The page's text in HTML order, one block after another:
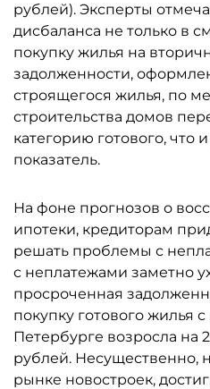
рублей). Эксперты
дисбаланса не только в
покупку жилья на
задолженности,
строящегося жилья, по
строительства домов
категорию готового, что
показатель.
На фоне прогнозов о
ипотеки, кредиторам
решать проблемы с
с неплатежами заметно
просроченная
покупку готового жилья с
Петербурге возросла на
рублей. Несущественно,
рынке новостроек,